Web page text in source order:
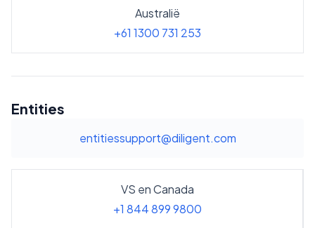
Australië
+61 1300 731 253
Entities
entitiessupport@diligent.com
VS en Canada
+1 844 899 9800